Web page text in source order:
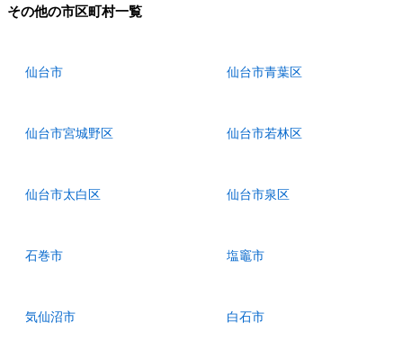
その他の市区町村一覧
仙台市 仙台市青葉区
仙台市宮城野区 仙台市若林区
仙台市太白区 仙台市泉区
石巻市 塩竈市
気仙沼市 白石市